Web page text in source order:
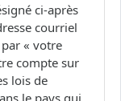
ci-après
courriel
« votre
compte sur
lois de
le pays qui